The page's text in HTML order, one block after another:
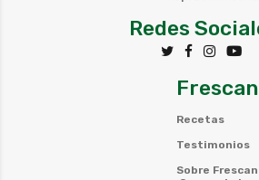
Redes
Frescan
Recetas
Testimonios
Sobre Frescan